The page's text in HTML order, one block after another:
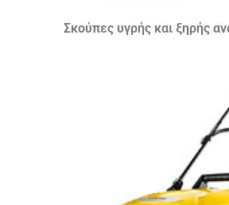
Σκούπες υγρής και ξηρής